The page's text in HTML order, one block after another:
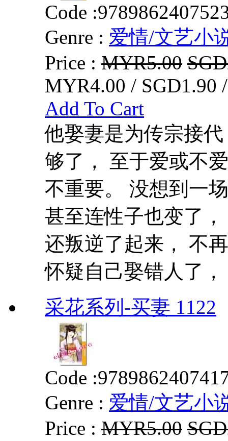
Code :
Genre : 爱情/文艺小
Price : MYR5.00
MYR4.00 / SGD1.90
Add To Cart
他娶妻是为传宗接
够了， 至于爱或不
不重要。 没想到一
甚至连性子也变了
还叛逆了起来， 不
怀疑自己娶错人了，
采花系列-买妻 1122
Code :
Genre : 爱情/文艺小
Price : MYR5.00